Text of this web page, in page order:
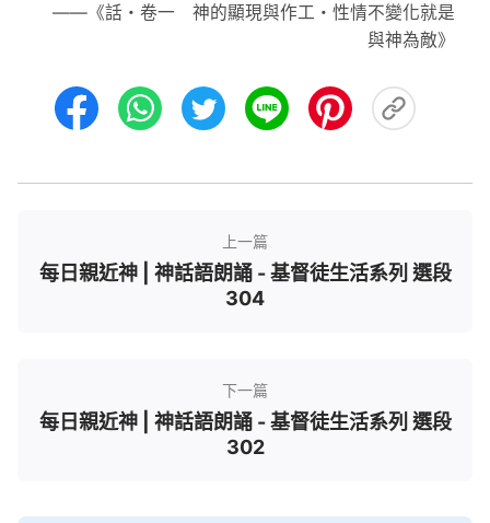
——《話・卷一 神的顯現與作工・性情不變化就是
與神為敵》
上一篇
每日親近神 | 神話語朗誦 - 基督徒生活系列 選段
304
下一篇
每日親近神 | 神話語朗誦 - 基督徒生活系列 選段
302